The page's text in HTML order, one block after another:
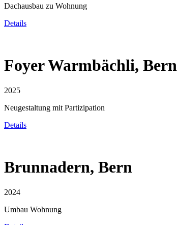
Dachausbau zu Wohnung
Details
Foyer Warmbächli, Bern
2025
Neugestaltung mit Partizipation
Details
Brunnadern, Bern
2024
Umbau Wohnung